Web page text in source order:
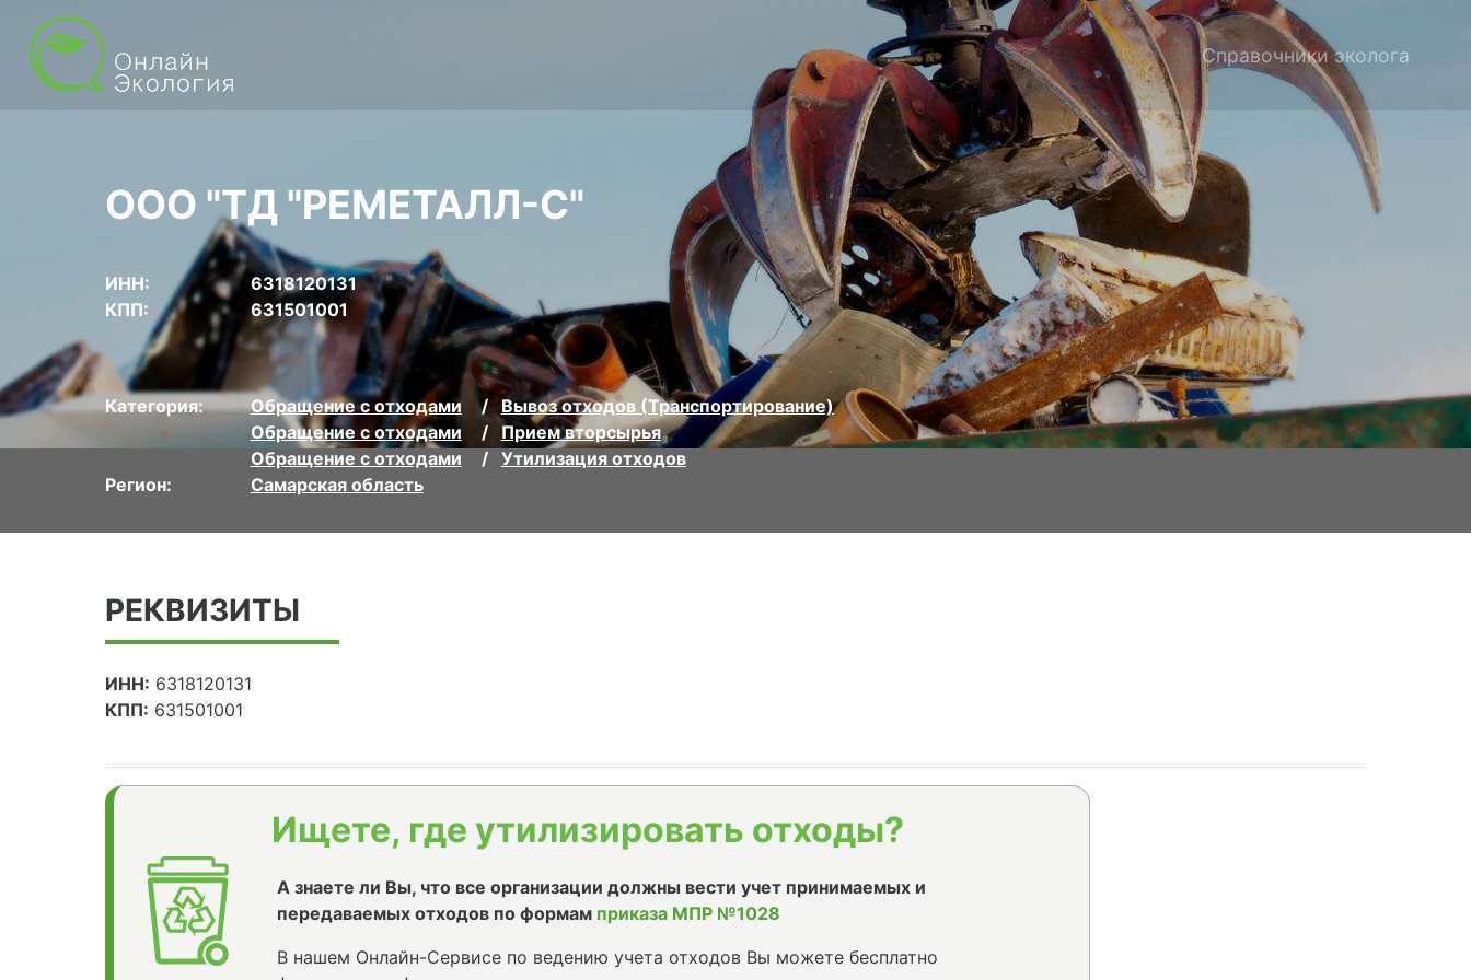
Справочники эколога
ООО "ТД "РЕМЕТАЛЛ-С"
ИНН:
6318120131
КПП:
631501001
Категория: Обращение с отходами
Вывоз отходов (Транспортирование)
Обращение с отходами
Прием вторсырья
Обращение с отходами
Утилизация отходов
Регион:
Самарская область
РЕКВИЗИТЫ
ИНН: 6318120131
КПП: 631501001
Ищете, где утилизировать отходы?
А знаете ли Вы, что все организации должны вести учет принимаемых и
передаваемых отходов по формам приказа МПР №1028
В нашем Онлайн-Сервисе по ведению учета отходов Вы можете бесплатно